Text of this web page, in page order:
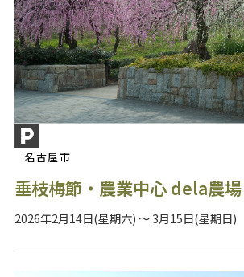
名古屋市
垂枝梅節・農業中心 dela農場
2026年2月14日(星期六) ～ 3月15日(星期日)